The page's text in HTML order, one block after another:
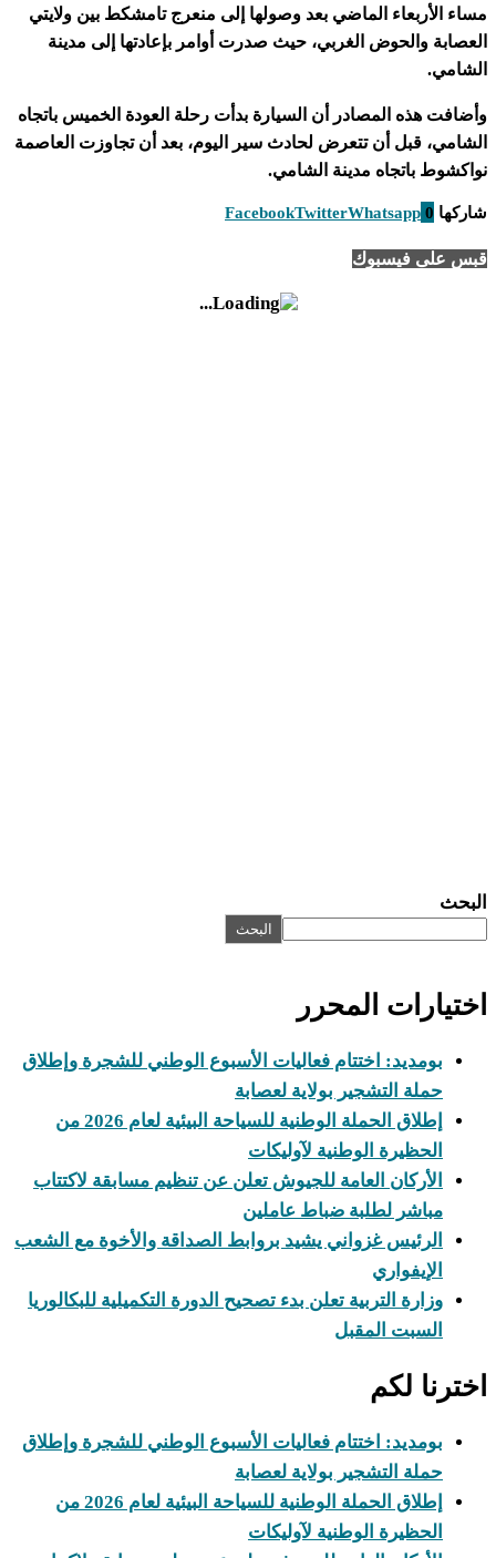
مساء الأربعاء الماضي بعد وصولها إلى منعرج تامشكط بين ولايتي
العصابة والحوض الغربي، حيث صدرت أوامر بإعادتها إلى مدينة
الشامي.
وأضافت هذه المصادر أن السيارة بدأت رحلة العودة الخميس باتجاه
الشامي، قبل أن تتعرض لحادث سير اليوم، بعد أن تجاوزت العاصمة
نواكشوط باتجاه مدينة الشامي.
شاركها 0
FacebookTwitterWhatsapp
قبس على فيسبوك
البحث
البحث
اختيارات المحرر
بومديد: اختتام فعاليات الأسبوع الوطني للشجرة وإطلاق
حملة التشجير بولاية لعصابة
إطلاق الحملة الوطنية للسياحة البيئية لعام 2026 من
الحظيرة الوطنية لآوليكات
الأركان العامة للجيوش تعلن عن تنظيم مسابقة لاكتتاب
مباشر لطلبة ضباط عاملين
الرئيس غزواني يشيد بروابط الصداقة والأخوة مع الشعب
الإيفواري
وزارة التربية تعلن بدء تصحيح الدورة التكميلية للبكالوريا
السبت المقبل
اخترنا لكم
بومديد: اختتام فعاليات الأسبوع الوطني للشجرة وإطلاق
حملة التشجير بولاية لعصابة
إطلاق الحملة الوطنية للسياحة البيئية لعام 2026 من
الحظيرة الوطنية لآوليكات